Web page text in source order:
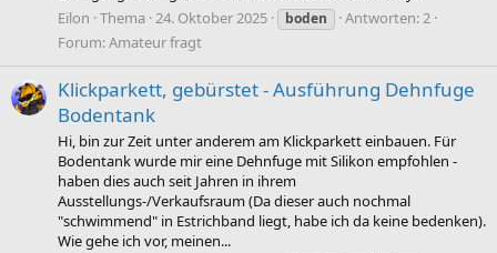
Eilon Thema 24. Oktober 2025 boden
Antworten: 2
Forum:Amateur fragt
Klickparkett, gebürstet - Ausführung Dehnfuge
Bodentank
Hi, bin zur Zeit unter anderem am Klickparkett einbauen. Für
Bodentank wurde mir eine Dehnfuge mit Silikon empfohlen -
haben dies auch seit Jahren in ihrem
Ausstellungs-/Verkaufsraum (Da dieser auch nochmal
"schwimmend" in Estrichband liegt, habe ich da keine bedenken).
Wie gehe ich vor, meinen...